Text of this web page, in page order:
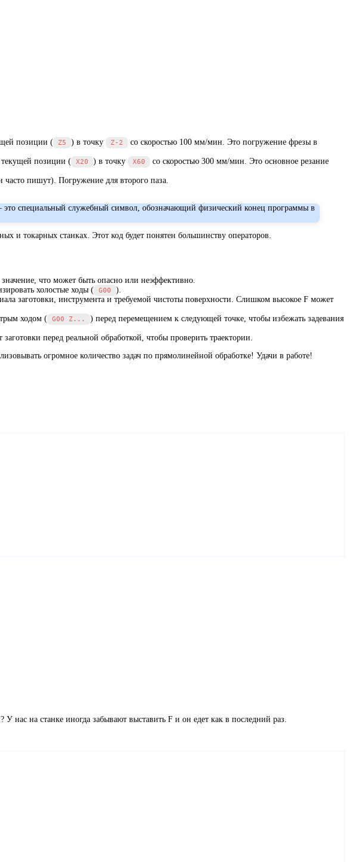
позиции ( Z5 ) в точку Z-2
со скоростью 100 мм/мин. Это погружение фрезы в
текущей позиции ( X20 ) в точку X60
со скоростью 300 мм/мин. Это основное резание
часто пишут). Погружение для второго паза.
специальный служебный символ, обозначающий физический конец программы в
токарных станках. Этот код будет понятен большинству операторов.
значение, что может быть опасно или неэффективно.
холостые ходы ( G00
).
заготовки, инструмента и требуемой чистоты поверхности. Слишком высокое F может
ходом (
G00 Z...
) перед перемещением к следующей точке, чтобы избежать задевания
перед реальной обработкой, чтобы проверить траектории.
огромное количество задач по прямолинейной обработке! Удачи в работе!
нас на станке иногда забывают выставить F и он едет как в последний раз.